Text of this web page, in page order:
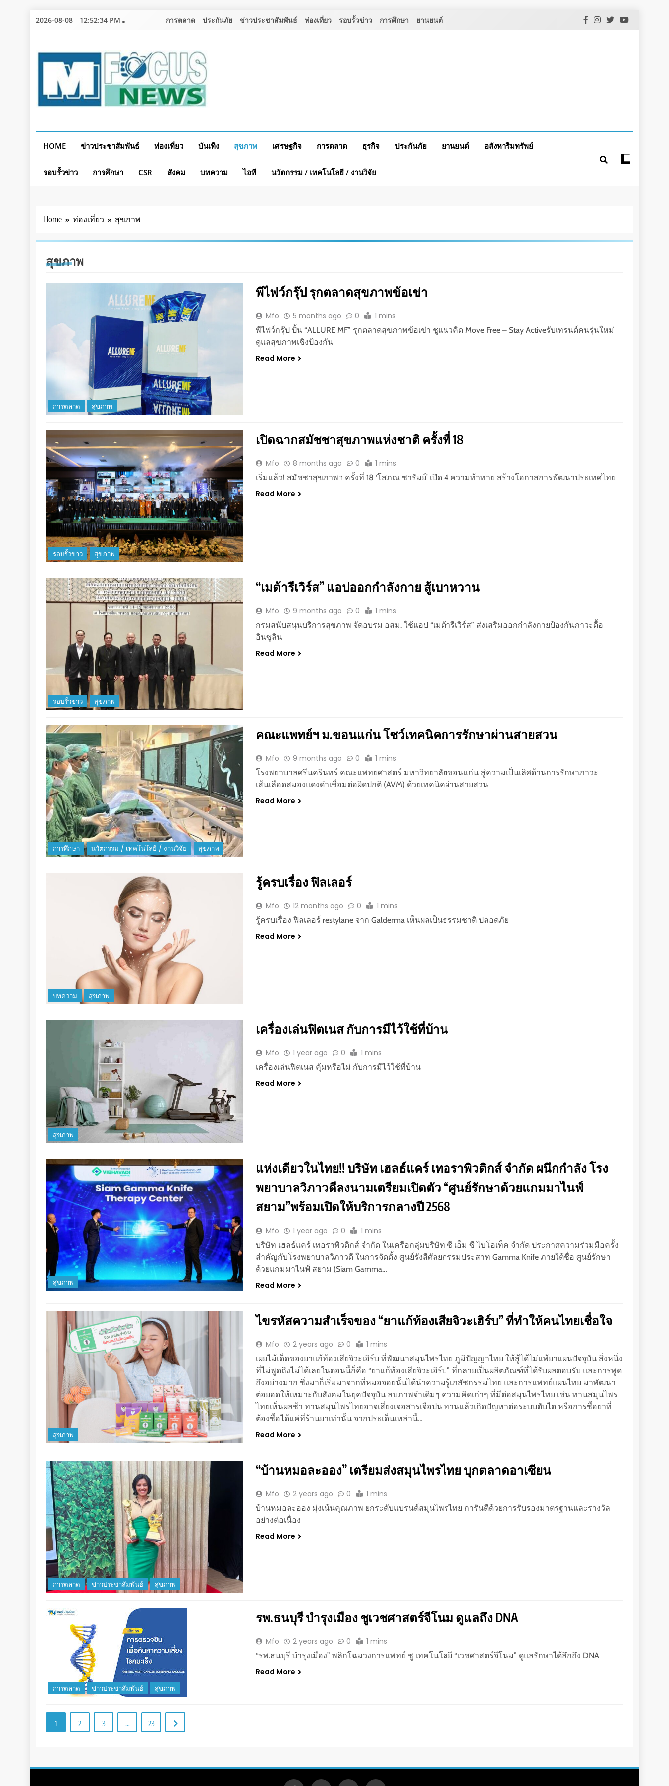
Skip
2026-08-08 12:52:35 PM การตลาด ประกันภัย ข่าวประชาสัมพันธ์ ท่องเที่ยว รอบรั้วข่าว การศึกษา ยานยนต์
HOME ข่าวประชาสัมพันธ์ ท่องเที่ยว บันเทิง สุขภาพ เศรษฐกิจ การตลาด ธุรกิจ ประกันภัย ยานยนต์ อสังหาริมทรัพย์
รอบรั้วข่าว การศึกษา CSR สังคม บทความ ไอที นวัตกรรม / เทคโนโลยี / งานวิจัย
Home ท่องเที่ยว สุขภาพ
สุขภาพ
การตลาด สุขภาพ
พีไฟว์กรุ๊ป รุกตลาดสุขภาพข้อเข่า
Mfo 5 months ago 0 1 mins
พีไฟว์กรุ๊ป ปั้น “ALLURE MF” รุกตลาดสุขภาพข้อเข่า ชูแนวคิด Move Free – Stay Activeรับเทรนด์คนรุ่นใหม่
ดูแลสุขภาพเชิงป้องกัน
Read More
รอบรั้วข่าว สุขภาพ
เปิดฉากสมัชชาสุขภาพแห่งชาติ ครั้งที่ 18
Mfo 8 months ago 0 1 mins
เริ่มแล้ว! สมัชชาสุขภาพฯ ครั้งที่ 18 ‘โสภณ ซารัมย์’ เปิด 4 ความท้าทาย สร้างโอกาสการพัฒนาประเทศไทย
Read More
รอบรั้วข่าว สุขภาพ
“เมต้ารีเวิร์ส” แอปออกกำลังกาย สู้เบาหวาน
Mfo 9 months ago 0 1 mins
กรมสนับสนุนบริการสุขภาพ จัดอบรม อสม. ใช้แอป “เมต้ารีเวิร์ส” ส่งเสริมออกกำลังกายป้องกันภาวะดื้อ
อินซูลิน
Read More
การศึกษา นวัตกรรม / เทคโนโลยี / งานวิจัย สุขภาพ
คณะแพทย์ฯ ม.ขอนแก่น โชว์เทคนิคการรักษาผ่านสายสวน
Mfo 9 months ago 0 1 mins
โรงพยาบาลศรีนครินทร์ คณะแพทยศาสตร์ มหาวิทยาลัยขอนแก่น สู่ความเป็นเลิศด้านการรักษาภาวะ
เส้นเลือดสมองแดงดำเชื่อมต่อผิดปกติ (AVM) ด้วยเทคนิคผ่านสายสวน
Read More
บทความ สุขภาพ
รู้ครบเรื่อง ฟิลเลอร์
Mfo 12 months ago 0 1 mins
รู้ครบเรื่อง ฟิลเลอร์ restylane จาก Galderma เห็นผลเป็นธรรมชาติ ปลอดภัย
Read More
สุขภาพ
เครื่องเล่นฟิตเนส กับการมีไว้ใช้ที่บ้าน
Mfo 1 year ago 0 1 mins
เครื่องเล่นฟิตเนส คุ้มหรือไม่ กับการมีไว้ใช้ที่บ้าน
Read More
สุขภาพ
แห่งเดียวในไทย!! บริษัท เฮลธ์แคร์ เทอราพิวติกส์ จำกัด ผนึกกำลัง โรง
พยาบาลวิภาวดีลงนามเตรียมเปิดตัว “ศูนย์รักษาด้วยแกมมาไนฟ์
สยาม”พร้อมเปิดให้บริการกลางปี 2568
Mfo 1 year ago 0 1 mins
บริษัท เฮลธ์แคร์ เทอราพิวติกส์ จำกัด ในเครือกลุ่มบริษัท ซี เอ็ม ซี ไบโอเท็ค จำกัด ประกาศความร่วมมือครั้ง
สำคัญกับโรงพยาบาลวิภาวดี ในการจัดตั้ง ศูนย์รังสีศัลยกรรมประสาท Gamma Knife ภายใต้ชื่อ ศูนย์รักษา
ด้วยแกมมาไนฟ์ สยาม (Siam Gamma…
Read More
สุขภาพ
ไขรหัสความสำเร็จของ “ยาแก้ท้องเสียจิวะเฮิร์บ” ที่ทำให้คนไทยเชื่อใจ
Mfo 2 years ago 0 1 mins
เผยไม้เด็ดของยาแก้ท้องเสียจิวะเฮิร์บ ที่พัฒนาสมุนไพรไทย ภูมิปัญญาไทย ให้สู้ได้ไม่แพ้ยาแผนปัจจุบัน สิ่งหนึ่ง
ที่ไม่พูดถึงไม่ได้เลยในตอนนี้ก็คือ “ยาแก้ท้องเสียจิวะเฮิร์บ” ที่กลายเป็นผลิตภัณฑ์ที่ได้รับผลตอบรับ และการพูด
ถึงอย่างมาก ซึ่งมาก็เริ่มมาจากที่หมอจอยนั้นได้นำความรู้เภสัชกรรมไทย และการแพทย์แผนไทย มาพัฒนา
ต่อยอดให้เหมาะกับสังคมในยุคปัจจุบัน ลบภาพจำเดิมๆ ความคิดเก่าๆ ที่มีต่อสมุนไพรไทย เช่น ทานสมุนไพร
ไทยเห็นผลช้า ทานสมุนไพรไทยอาจเสี่ยงเจอสารเจือปน ทานแล้วเกิดปัญหาต่อระบบตับไต หรือการซื้อยาที่
ต้องซื้อได้แค่ที่ร้านยาเท่านั้น จากประเด็นเหล่านี้…
Read More
การตลาด ข่าวประชาสัมพันธ์ สุขภาพ
“บ้านหมอละออง” เตรียมส่งสมุนไพรไทย บุกตลาดอาเซียน
Mfo 2 years ago 0 1 mins
บ้านหมอละออง มุ่งเน้นคุณภาพ ยกระดับแบรนด์สมุนไพรไทย การันตีด้วยการรับรองมาตรฐานและรางวัล
อย่างต่อเนื่อง
Read More
การตลาด ข่าวประชาสัมพันธ์ สุขภาพ
รพ.ธนบุรี บำรุงเมือง ชูเวชศาสตร์จีโนม ดูแลถึง DNA
Mfo 2 years ago 0 1 mins
“รพ.ธนบุรี บำรุงเมือง” พลิกโฉมวงการแพทย์ ชู เทคโนโลยี “เวชศาสตร์จีโนม” ดูแลรักษาได้ลึกถึง DNA
Read More
1 2 3 … 23